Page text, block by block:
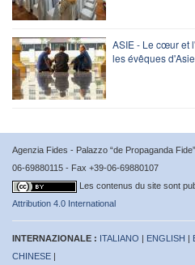
ASIE - Le cœur et
les évêques
Agenzia Fides - Palazzo “de Propaganda
06-69880115 - Fax +39-06-69880107
Les contenus du site sont
Attribution 4.0 International
INTERNAZIONALE : ITALIANO | ENGLISH |
CHINESE |